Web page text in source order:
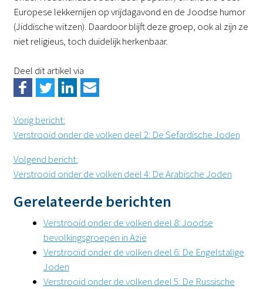
Europese lekkernijen op vrijdagavond en de Joodse humor
(Jiddische witzen). Daardoor blijft deze groep, ook al zijn ze
niet religieus, toch duidelijk herkenbaar.
Deel dit artikel via
Vorig bericht:
Verstrooid onder de volken deel 2: De Sefardische Joden
Volgend bericht:
Verstrooid onder de volken deel 4: De Arabische Joden
Gerelateerde berichten
Verstrooid onder de volken deel 8: Joodse
bevolkingsgroepen in Azië
Verstrooid onder de volken deel 6: De Engelstalige
Joden
Verstrooid onder de volken deel 5: De Russische